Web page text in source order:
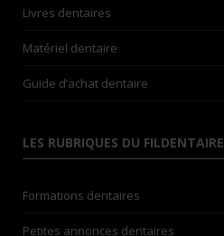
Livres dentaires
Matériel dentaire
Guide d’achat dentaire
LES RUBRIQUES DU FILDENTAIRE
Formations dentaires
Petites annonces dentaires